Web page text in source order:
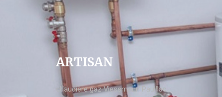
ARTISAN
chaudière gaz Viessmann Pauillac